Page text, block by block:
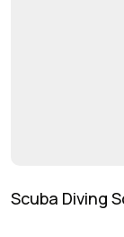
Scuba Diving